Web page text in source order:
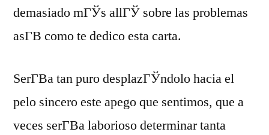
demasiado mГЎs allГЎ sobre las problemas
asГ­В­ como te dedico esta carta.
SerГ­В­a tan puro desplazГЎndolo hacia el
pelo sincero este apego que sentimos, que a
veces serГ­В­a laborioso determinar tanta